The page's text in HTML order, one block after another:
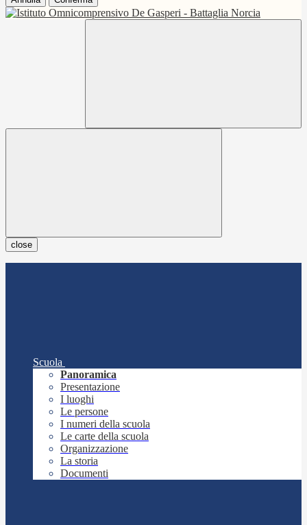
close
Scuola
Panoramica
Presentazione
I luoghi
Le persone
I numeri della scuola
Le carte della scuola
Organizzazione
La storia
Documenti